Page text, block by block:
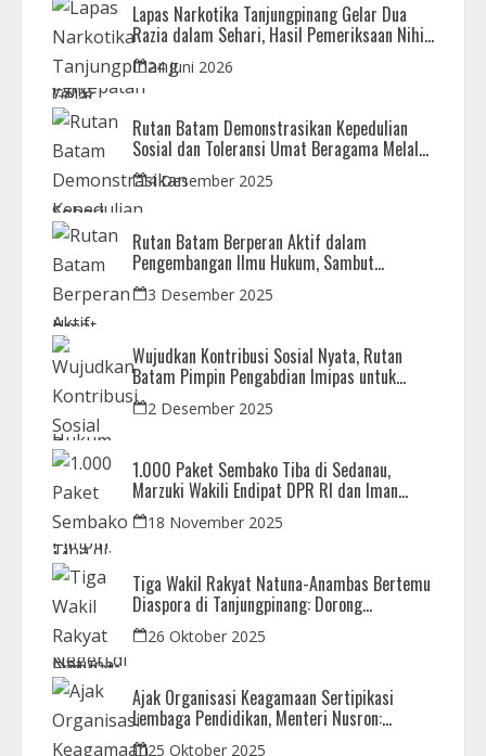
Lapas Narkotika Tanjungpinang Gelar Dua
Razia dalam Sehari, Hasil Pemeriksaan Nihil
Barang Terlarang
24 Juni 2026
Rutan Batam Demonstrasikan Kepedulian
Sosial dan Toleransi Umat Beragama Melalui
Doa Bersama Korban Bencana
4 Desember 2025
Rutan Batam Berperan Aktif dalam
Pengembangan Ilmu Hukum, Sambut
Kunjungan Observasi Mahasiswa UIB
3 Desember 2025
Wujudkan Kontribusi Sosial Nyata, Rutan
Batam Pimpin Pengabdian Imipas untuk
Negeri di Masjid Syahrom Ba’dawi
2 Desember 2025
1.000 Paket Sembako Tiba di Sedanau,
Marzuki Wakili Endipat DPR RI dan Iman
Sutiawan Kawal Reses di Natuna
18 November 2025
Tiga Wakil Rakyat Natuna-Anambas Bertemu
Diaspora di Tanjungpinang: Dorong
Pemekaran Provinsi dan Jamin Pemerataan
Pembangunan
26 Oktober 2025
Ajak Organisasi Keagamaan Sertipikasi
Lembaga Pendidikan, Menteri Nusron:
Sebagai Early Warning System
25 Oktober 2025